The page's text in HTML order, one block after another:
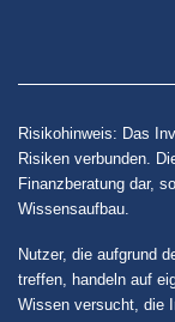
Risikohinweis: Das
Risiken verbunden.
Finanzberatung dar,
Wissensaufbau.
Nutzer, die aufgrund
treffen, handeln auf
Wissen versucht, die